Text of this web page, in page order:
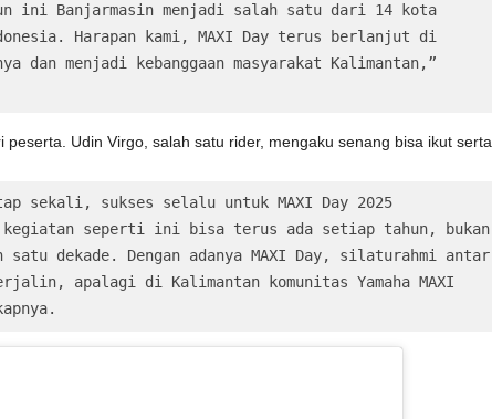
ini Banjarmasin menjadi salah satu dari 14 kota
Harapan kami, MAXI Day terus berlanjut di
dan menjadi kebanggaan masyarakat Kalimantan,”
Udin Virgo, salah satu rider, mengaku senang bisa ikut serta.
sekali, sukses selalu untuk MAXI Day 2025
kegiatan seperti ini bisa terus ada setiap tahun, bukan
satu dekade. Dengan adanya MAXI Day, silaturahmi antar
apalagi di Kalimantan komunitas Yamaha MAXI